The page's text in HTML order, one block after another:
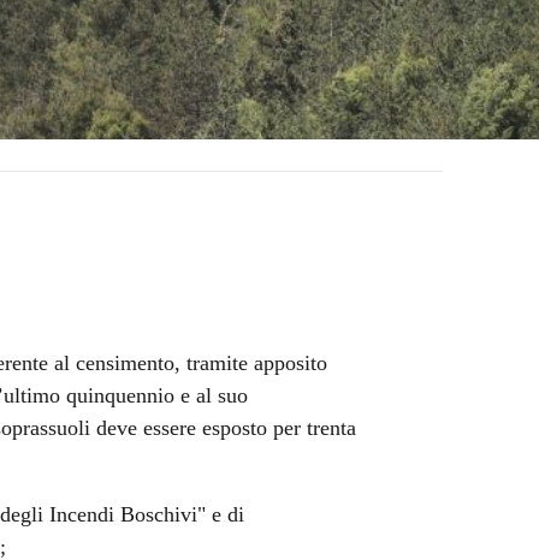
al censimento, tramite apposito
quinquennio e al suo
deve essere esposto per trenta
Incendi Boschivi" e di